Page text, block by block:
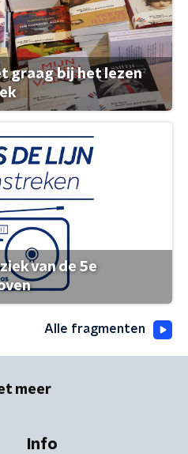
graag bij het lezen
van de 5e
Alle fragmenten
meer
Info